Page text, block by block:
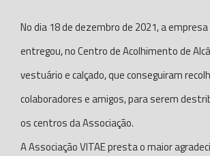
No dia 18 de dezembro de 2021, a empresa
entregou, no Centro de Acolhimento de
vestuário e calçado, que conseguiram
colaboradores e amigos, para serem
os centros da Associação.
A Associação VITAE presta o maior